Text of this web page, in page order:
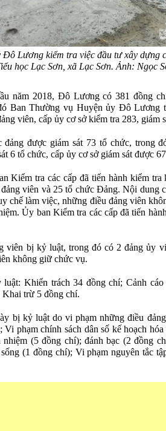
Đô Lương kiểm tra việc đầu tư xây dựng
học Lạc Sơn, xã Lạc Sơn. Ảnh: Ngọc
năm 2018, Đô Lương có 381 đồng
Ban Thường vụ Huyện ủy Đô Lương
viên, cấp ủy cơ sở kiểm tra 283, giám
đảng được giám sát 73 tổ chức, trong
6 tổ chức, cấp ủy cơ sở giám sát được
Kiểm tra các cấp đã tiến hành kiểm
viên và 25 tổ chức Đảng. Nội dung
chế làm việc, những điều đảng viên
Ủy ban Kiểm tra các cấp đã tiến
viên bị kỷ luật, trong đó có 2 đảng ủy
không giữ chức vụ.
Khiển trách 34 đồng chí; Cảnh
trừ 5 đồng chí.
bị kỷ luật do vi phạm những điều
Vi phạm chính sách dân số kế hoạch
nhiệm (5 đồng chí); đánh bạc (2 đồng
(1 đồng chí); Vi phạm nguyên tắc